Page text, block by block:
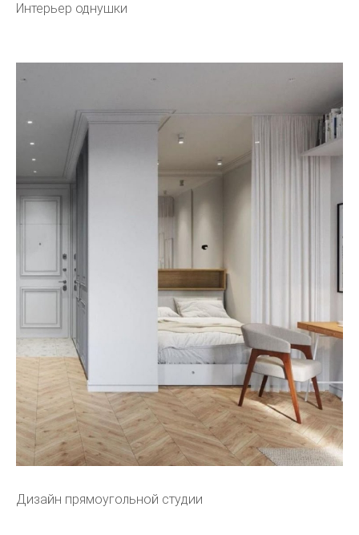
Интерьер однушки
Дизайн прямоугольной студии